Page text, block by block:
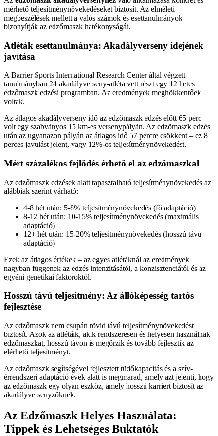
mérhető teljesítménynövekedéseket biztosít. Az elméleti
megbeszélések mellett a valós számok és esettanulmányok
bizonyítják az edzőmaszk hatékonyságát.
Atléták esettanulmánya: Akadályverseny idejének
javítása
A Barrier Sports International Research Center által végzett
tanulmányban 24 akadályverseny-atléta vett részt egy 12 hetes
edzőmaszk edzési programban. Az eredmények meghökkentőek
voltak.
Az átlagos akadályverseny idő az edzőmaszk edzés előtt 65 perc
volt egy szabványos 15 km-es versenypályán. Az edzőmaszk edzés
után az ugyanazon pályán az átlagos idő 57 percre csökkent – ez 8
perces javulást jelent, vagy 12%-os teljesítménynövekedést.
Mért százalékos fejlődés érhető el az edzőmaszkal
Az edzőmaszk edzések alatt tapasztalható teljesítménynövekedés az
alábbiak szerint várható:
4-8 hét után: 5-8% teljesítménynövekedés (fő adaptáció)
8-12 hét után: 10-15% teljesítménynövekedés (maximális
adaptáció)
12+ hét után: 15-20% teljesítménynövekedés (hosszú távú
adaptáció)
Ezek az átlagos értékek – az egyes atlétáknál az eredmények
nagyban függenek az edzés intenzitásától, a konzisztenciától és az
egyéni genetikai faktoroktól.
Hosszú távú teljesítmény: Az állóképesség tartós
fejlesztése
Az edzőmaszk nem csupán rövid távú teljesítménynövekedést
biztosít. Azok az atlétáik, akik rendszeresen és helyesen használnak
edzőmaszkat, hosszú távon is megőrzik és tovább fejlesztik az
elérhető teljesítményt.
Az edzőmaszk segítségével fejlesztett tüdőkapacitás és a szív-
érrendszeri adaptáció évek alatt is megmarad, amely azt jelenti, hogy
az edzőmaszk egy olyan eszköz, amely hosszú karriert biztosít az
akadályversenyzőknek.
Az Edzőmaszk Helyes Használata:
Tippek és Lehetséges Buktatók